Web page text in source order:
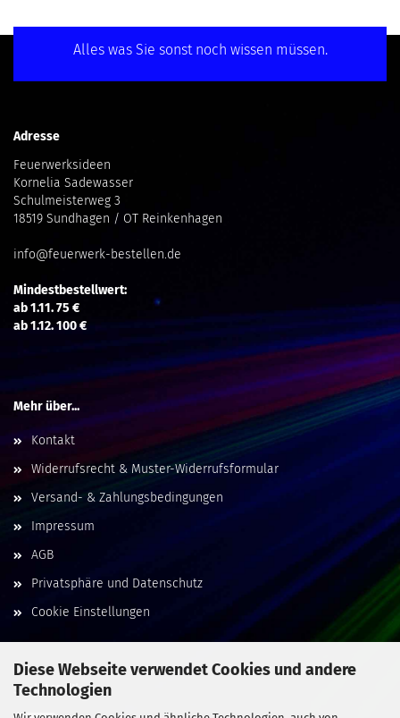
Diese Webseite verwendet Cookies und andere
Technologien
Alles was Sie sonst noch wissen müssen.
Adresse
Feuerwerksideen
Kornelia Sadewasser
Schulmeisterweg 3
18519 Sundhagen / OT Reinkenhagen
info@feuerwerk-bestellen.de
Mindestbestellwert:
ab 1.11. 75 €
ab 1.12. 100 €
Mehr über...
Kontakt
Widerrufsrecht & Muster-Widerrufsformular
Versand- & Zahlungsbedingungen
Impressum
AGB
Privatsphäre und Datenschutz
Cookie Einstellungen
Social Media